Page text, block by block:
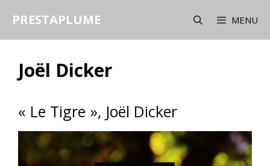
PRESTAPLUME MENU
Joël Dicker
« Le Tigre », Joël Dicker